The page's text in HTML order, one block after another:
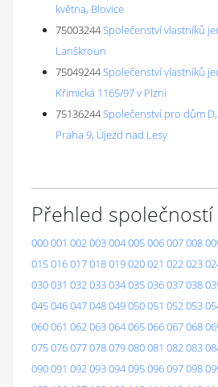
května, Blovice
75003244Společenství vlastníků
Lanškroun
75049244Společenství vlastníků
Křimická 1165/97 v Plzni
75136244Společenství pro dům
Praha 9, Újezd nad Lesy
Přehled společností
000001 002003004005006007008
015016017018019020021 022023
030031 032033034035036037038
045046047048049050051 052053
060061 062063064065066067068
075076077078079080081 082083
090091 092093094095096097098